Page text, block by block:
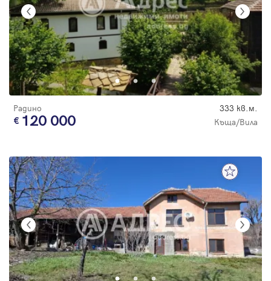
Радино 333 кв.м.
120 000 Къща/Вила